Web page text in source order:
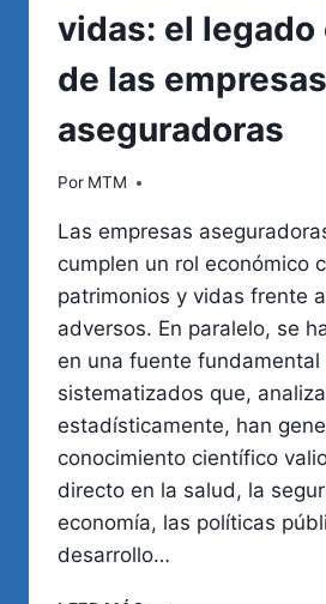
vidas: el
de las empresas
aseguradoras
Por MTM
Las empresas
cumplen un rol económico
patrimonios y vidas frente
adversos. En paralelo, se
en una fuente
sistematizados que,
estadísticamente, han
conocimiento científico
directo en la salud, la
economía, las políticas
desarrollo…